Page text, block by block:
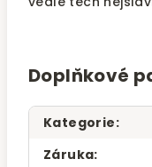
Doplňkové
Kategorie:
Záruka: